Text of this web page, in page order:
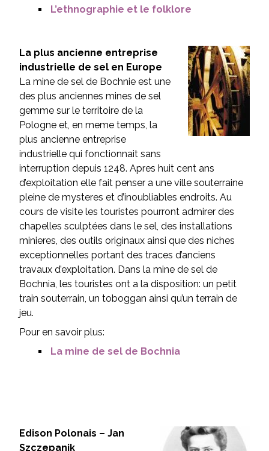
L’ethnographie et le folklore
La plus ancienne entreprise
industrielle de sel en Europe
La mine de sel de Bochnie est une
des plus anciennes mines de sel
gemme sur le territoire de la
Pologne et, en meme temps, la
plus ancienne entreprise
industrielle qui fonctionnait sans
interruption depuis 1248. Apres huit cent ans
d’exploitation elle fait penser a une ville souterraine
pleine de mysteres et d’inoubliables endroits. Au
cours de visite les touristes pourront admirer des
chapelles sculptées dans le sel, des installations
minieres, des outils originaux ainsi que des niches
exceptionnelles portant des traces d’anciens
travaux d’exploitation. Dans la mine de sel de
Bochnia, les touristes ont a la disposition: un petit
train souterrain, un toboggan ainsi qu’un terrain de
jeu.
Pour en savoir plus:
La mine de sel de Bochnia
Edison Polonais – Jan
Szczepanik